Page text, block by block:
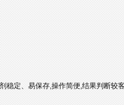
稳定、易保存,操作简便,结果判断较